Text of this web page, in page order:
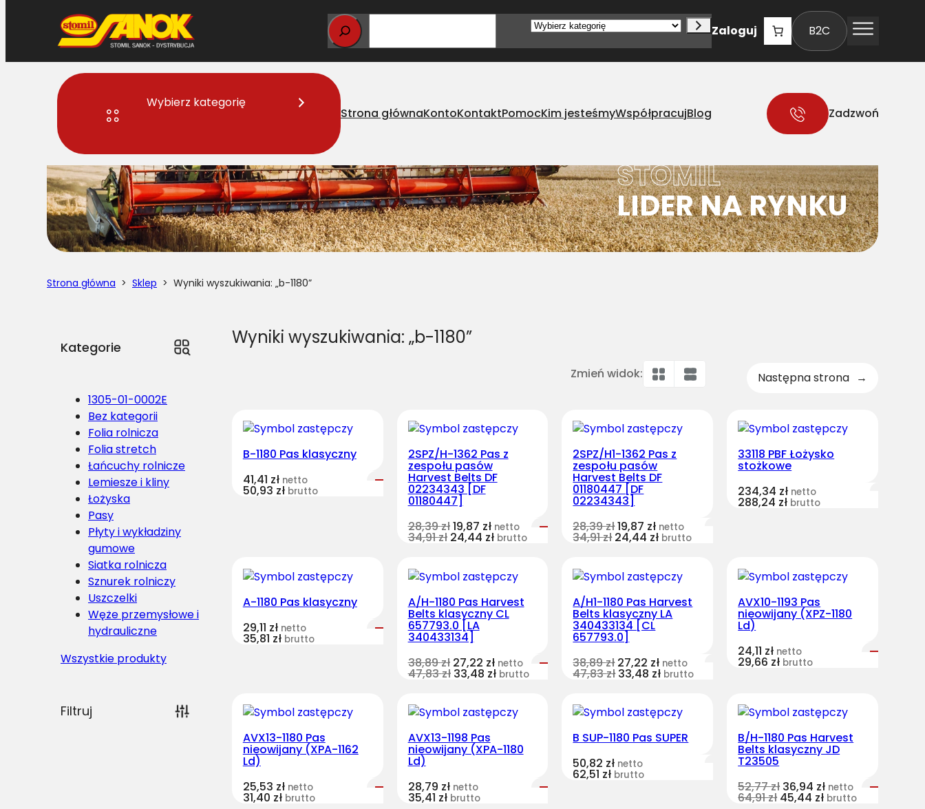
Wybierz
Zaloguj B2C
Wybierz kategorię
Strona głównaKontoKontaktPomocKim jesteśmyWspółpracujBlog Zadzwoń
STOMIL
LIDER NA RYNKU
Strona główna > Sklep > Wyniki wyszukiwania: „b-1180”
Kategorie
1305-01-0002E
Bez kategorii
Folia rolnicza
Folia stretch
Łańcuchy rolnicze
Lemiesze i kliny
Łożyska
Pasy
Płyty i wykładziny
gumowe
Siatka rolnicza
Sznurek rolniczy
Uszczelki
Węże przemysłowe i
hydrauliczne
Wszystkie produkty
Filtruj
Wyniki wyszukiwania: „b-1180”
Zmień widok: Następna strona →
B-1180 Pas klasyczny
41,41 zł netto
50,93 zł brutto
2SPZ/H-1362 Pas z
zespołu pasów
Harvest Belts DF
02234343 [DF
01180447]
28,39zł19,87 zł netto
34,91zł 24,44 zł brutto
2SPZ/H1-1362 Pas z
zespołu pasów
Harvest Belts DF
01180447 [DF
02234343]
28,39zł19,87 zł netto
34,91zł 24,44 zł brutto
33118 PBF Łożysko
stożkowe
234,34 zł netto
288,24 zł brutto
A-1180 Pas klasyczny
29,11 zł netto
35,81 zł brutto
A/H-1180 Pas Harvest
Belts klasyczny CL
657793.0 [LA
340433134]
38,89zł 27,22 zł netto
47,83zł 33,48 zł brutto
A/H1-1180 Pas Harvest
Belts klasyczny LA
340433134 [CL
657793.0]
38,89zł 27,22 zł netto
47,83zł 33,48 zł brutto
AVX10-1193 Pas
nieowijany (XPZ-1180
Ld)
24,11 zł netto
29,66 zł brutto
AVX13-1180 Pas
nieowijany (XPA-1162
Ld)
25,53 zł netto
31,40 zł brutto
AVX13-1198 Pas
nieowijany (XPA-1180
Ld)
28,79 zł netto
35,41 zł brutto
B SUP-1180 Pas SUPER
50,82 zł netto
62,51 zł brutto
B/H-1180 Pas Harvest
Belts klasyczny JD
T23505
52,77zł 36,94 zł netto
64,91zł 45,44 zł brutto